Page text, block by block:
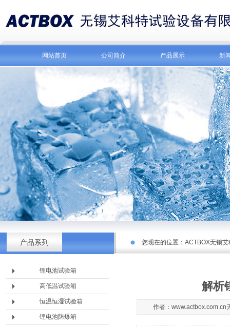
网站首页 公司简介 产品展示 新
产品系列
锂电池试验箱
高低温试验箱
恒温恒湿试验箱
锂电池防爆箱
您现在的位置： ACTBOX无锡
解析
作者：